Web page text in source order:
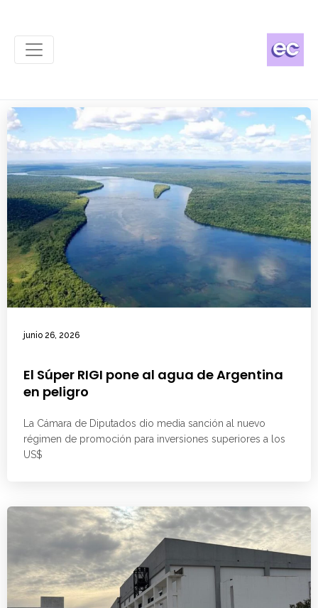
junio 26, 2026
El Súper RIGI pone al agua de Argentina
en peligro
La Cámara de Diputados dio media sanción al nuevo
régimen de promoción para inversiones superiores a los
US$